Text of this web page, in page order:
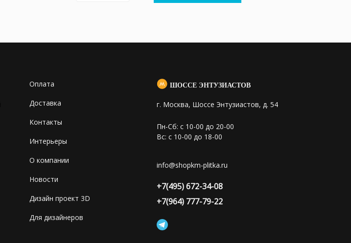
Оплата
Доставка
Контакты
Интерьеры
О компании
Новости
Дизайн проект 3D
Для дизайнеров
ШОССЕ ЭНТУЗИАСТОВ
г. Москва, Шоссе Энтузиастов, д. 54
Пн-Сб: с 10-00 до 20-00
Вс: с 10-00 до 18-00
info@shopkm-plitka.ru
+7(495) 672-34-08
+7(964) 777-79-22